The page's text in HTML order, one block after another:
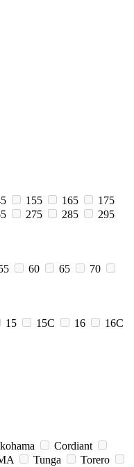
155 165
175
275 285
295
60 65
70
15 15C 16
16C
Cordiant
Tunga
Torero